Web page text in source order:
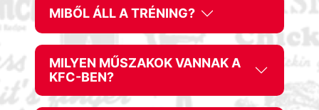
MIBŐL ÁLL A TRÉNING?
MILYEN MŰSZAKOK VANNAK A
KFC-BEN?